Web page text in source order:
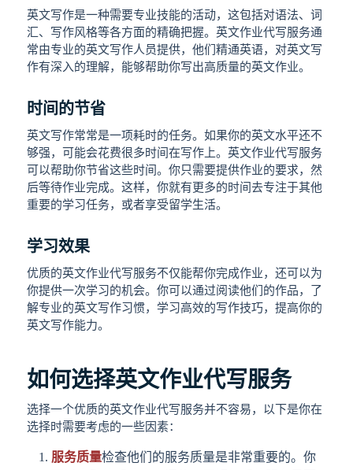
英文写作是一种需要专业技能的活动，这包括对语法、词
汇、写作风格等各方面的精确把握。英文作业代写服务通
常由专业的英文写作人员提供，他们精通英语，对英文写
作有深入的理解，能够帮助你写出高质量的英文作业。
时间的节省
英文写作常常是一项耗时的任务。如果你的英文水平还不
够强，可能会花费很多时间在写作上。英文作业代写服务
可以帮助你节省这些时间。你只需要提供作业的要求，然
后等待作业完成。这样，你就有更多的时间去专注于其他
重要的学习任务，或者享受留学生活。
学习效果
优质的英文作业代写服务不仅能帮你完成作业，还可以为
你提供一次学习的机会。你可以通过阅读他们的作品，了
解专业的英文写作习惯，学习高效的写作技巧，提高你的
英文写作能力。
如何选择英文作业代写服务
选择一个优质的英文作业代写服务并不容易，以下是你在
选择时需要考虑的一些因素：
服务质量检查他们的服务质量是非常重要的。你